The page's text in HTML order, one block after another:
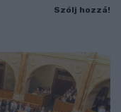
Szólj hozzá!